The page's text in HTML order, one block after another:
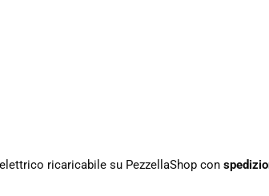
ricaricabile su PezzellaShop con